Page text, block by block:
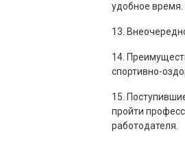
удобное время.
13.
14.
спортивно-
15.
пройти
работодателя.